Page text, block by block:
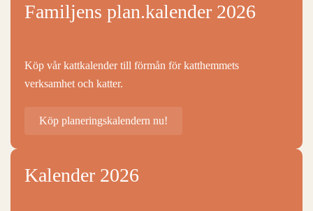
Familjens plan.kalender 2026
Köp vår kattkalender till förmån för katthemmets
verksamhet och katter.
Köp planeringskalendern nu!
Kalender 2026